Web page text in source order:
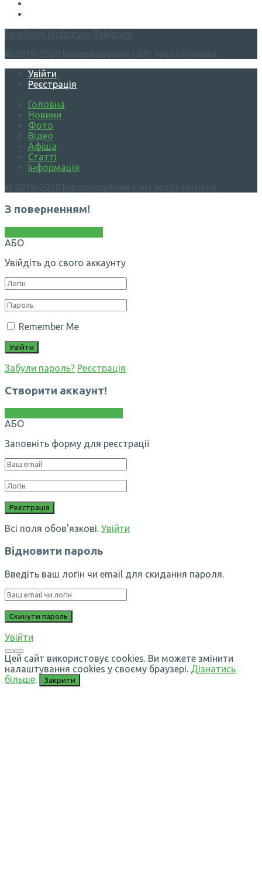
Увійти
Реєстрація
Головна
Новини
Фото
Відео
Афіша
Статті
Інформація
З поверненням!
АБО
Увійдіть до свого аккаунту
Remember Me
Забули пароль? Реєстрація
Створити аккаунт!
АБО
Заповніть форму для реєстрації
Всі поля обов'язкові. Увійти
Відновити пароль
Введіть ваш логін чи email для скидання пароля.
Увійти
Цей сайт використовує cookies. Ви можете змінити
налаштування cookies у своєму браузері. Дізнатись
більше. Закрити